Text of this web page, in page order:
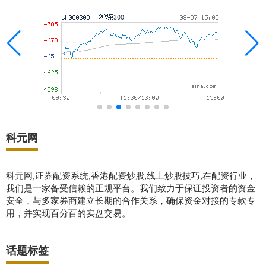
科元网
科元网,证券配资系统,香港配资炒股,线上炒股技巧,在配资行业，
我们是一家备受信赖的正规平台。我们致力于保证投资者的资金
安全，与多家券商建立长期的合作关系，确保资金对接的专款专
用，并实现百分百的实盘交易。
话题标签